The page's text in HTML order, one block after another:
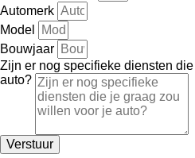
Automerk
Model
Bouwjaar
Zijn er nog specifieke diensten
auto?
Verstuur